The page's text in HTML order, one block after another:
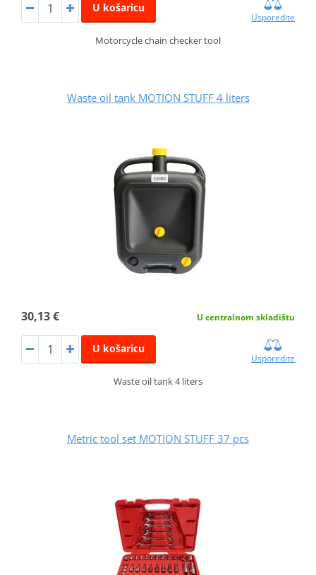
U košaricu
Usporedite
Motorcycle chain checker tool
Waste oil tank MOTION STUFF 4 liters
30,13 € U centralnom skladištu
U košaricu
Usporedite
Waste oil tank 4 liters
Metric tool set MOTION STUFF 37 pcs